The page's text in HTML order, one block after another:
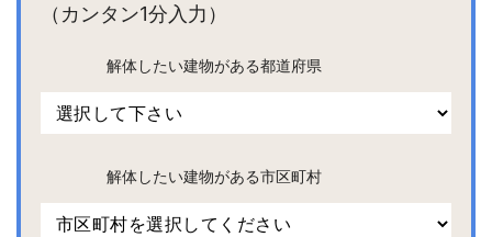
（カンタン1分入力）
解体したい建物がある都道府県
解体したい建物がある市区町村